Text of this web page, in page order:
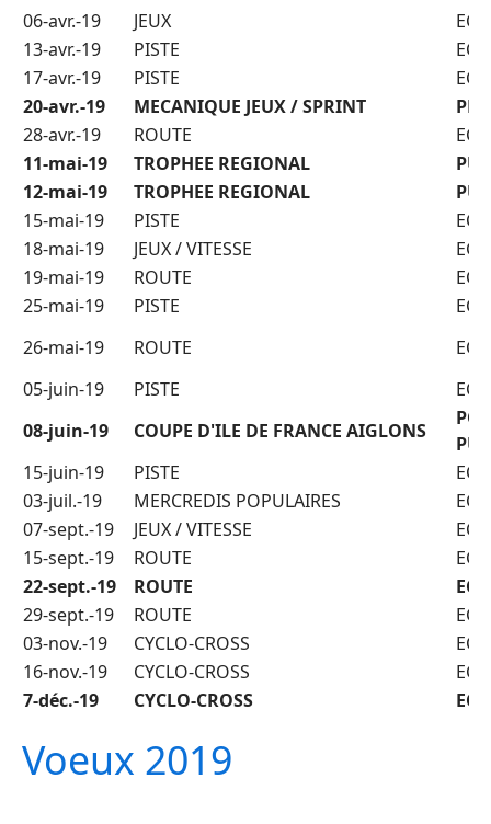
06-avr.-19
JEUX
13-avr.-19
PISTE
17-avr.-19
PISTE
20-avr.-19
MECANIQUE JEUX / SPRINT
28-avr.-19
ROUTE
11-mai-19
TROPHEE REGIONAL
12-mai-19
TROPHEE REGIONAL
15-mai-19
PISTE
18-mai-19
JEUX / VITESSE
19-mai-19
ROUTE
25-mai-19
PISTE
26-mai-19
ROUTE
05-juin-19
PISTE
08-juin-19
COUPE D'ILE DE FRANCE AIGLONS
15-juin-19
PISTE
03-juil.-19
MERCREDIS POPULAIRES
07-sept.-19
JEUX / VITESSE
15-sept.-19
ROUTE
22-sept.-19
ROUTE
29-sept.-19
ROUTE
03-nov.-19
CYCLO-CROSS
16-nov.-19
CYCLO-CROSS
7-déc.-19
CYCLO-CROSS
Voeux 2019